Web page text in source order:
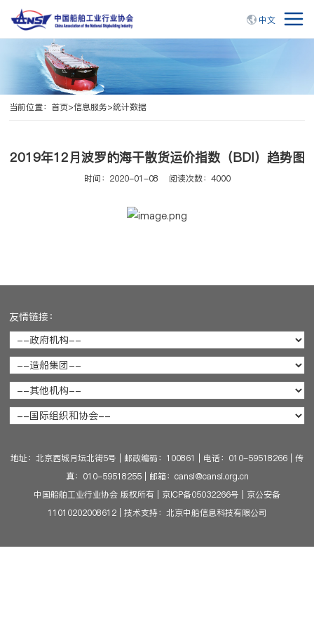
中文
当前位置： 首页>信息服务>统计数据
2019年12月波罗的海干散货运价指数（BDI）趋势图
时间：2020-01-08 阅读次数：4000
友情链接：
地址：北京西城月坛北街5号 邮政编码：100861 电话：010-59518266
传
真：010-59518255| 邮箱：cansi@cansi.org.cn
中国船舶工业行业协会 版权所有
京ICP备05032266号
京公安备
11010202008612| 技术支持：北京中船信息科技有限公司